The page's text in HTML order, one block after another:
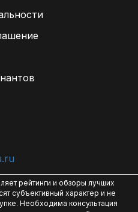
рейтинги и обзоры лучших
субъективный характер и не
Необходима консультация